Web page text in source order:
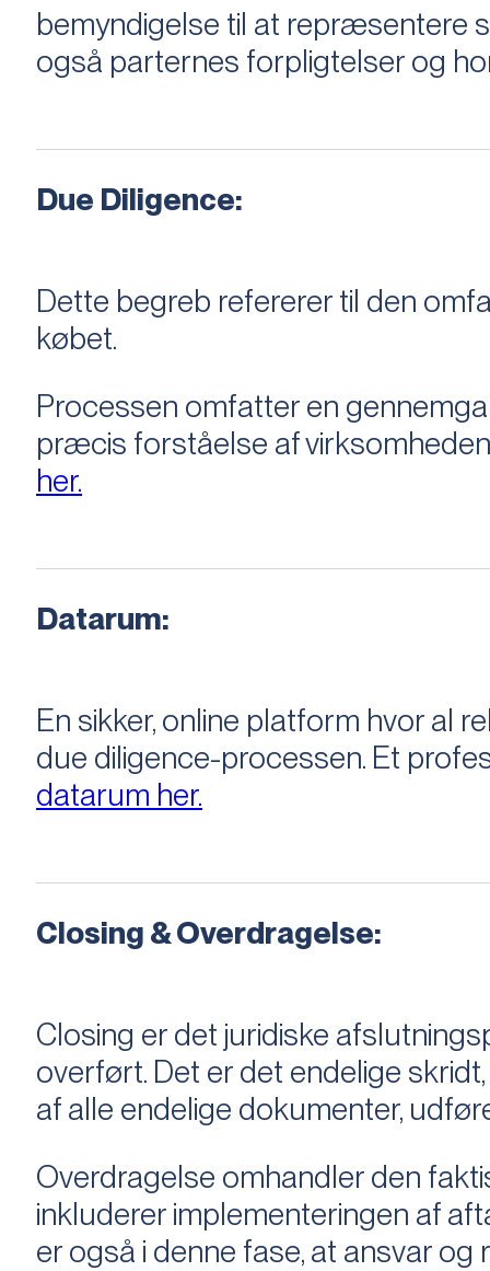
bemyndigelse til at repræsentere
også parternes forpligtelser og
Due Diligence:
Dette begreb refererer til den
købet.
Processen omfatter en
præcis forståelse af
her.
Datarum:
En sikker, online platform hvor al
due diligence-processen. Et
datarum her.
Closing & Overdragelse:
Closing er det juridiske
overført. Det er det endelige
af alle endelige dokumenter,
Overdragelse omhandler den
inkluderer implementeringen af
er også i denne fase, at ansvar